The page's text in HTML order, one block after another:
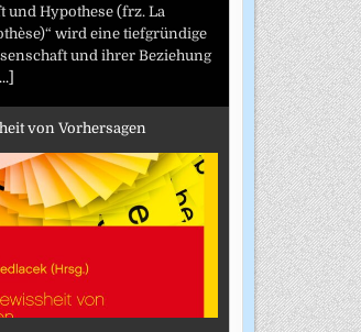
und Hypothese (frz. La
wird eine tiefgründige
und ihrer Beziehung
von Vorhersagen